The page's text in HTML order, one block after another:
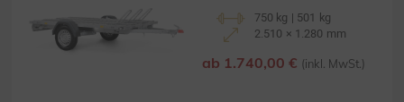
750 kg | 501 kg
2.510 × 1.280 mm
ab 1.740,00 € (inkl. MwSt.)